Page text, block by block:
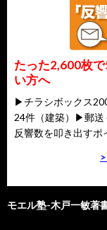
たった2,600枚
い方へ
▶チラシボックス
24件（建築）▶郵送
反響数を叩き出すポ
モエル塾-木戸一敏著